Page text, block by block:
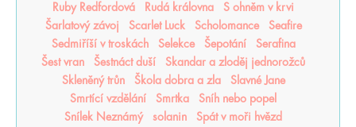
Ruby Redfordová
Rudá královna
S ohněm v krvi
Šarlatový závoj
Scarlet Luck Scholomance
Seafire
Sedmiříší v troskách
Selekce Šepotání
Serafina
Šest vran
Šestnáct duší
Skandar a zloděj jednorožců
Skleněný trůn
Škola dobra a zla
Slavné Jane
Smrtící vzdělání
Smrtka
Sníh nebo popel
Snílek Neznámý
solanin
Spát v moři hvězd